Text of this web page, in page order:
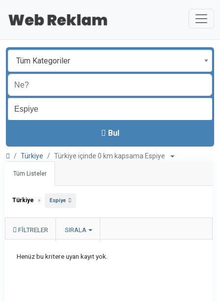
Tüm Kategoriler
Bul
Türkiye Türkiye içinde 0 km kapsama Espiye
Tüm Listeler
Türkiye » Espiye
FILTRELER SIRALA
Henüz bu kritere uyan kayıt yok.